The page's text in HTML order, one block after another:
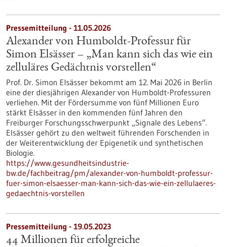
Pressemitteilung - 11.05.2026
Alexander von Humboldt-Professur für
Simon Elsässer – „Man kann sich das wie ein
zelluläres Gedächtnis vorstellen“
Prof. Dr. Simon Elsässer bekommt am 12. Mai 2026 in Berlin
eine der diesjährigen Alexander von Humboldt-Professuren
verliehen. Mit der Fördersumme von fünf Millionen Euro
stärkt Elsässer in den kommenden fünf Jahren den
Freiburger Forschungsschwerpunkt „Signale des Lebens“.
Elsässer gehört zu den weltweit führenden Forschenden in
der Weiterentwicklung der Epigenetik und synthetischen
Biologie.
https://www.gesundheitsindustrie-
bw.de/fachbeitrag/pm/alexander-von-humboldt-professur-
fuer-simon-elsaesser-man-kann-sich-das-wie-ein-zellulaeres-
gedaechtnis-vorstellen
Pressemitteilung - 19.05.2023
44 Millionen für erfolgreiche